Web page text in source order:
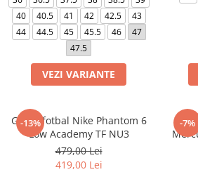
Bluze fotbal copii
Pantaloni lungi fotbal copii
Geci si veste fotbal copii
Imbracaminte fotbal femei
Tricouri fotbal femei
Pantaloni lungi fotbal femei
Echipament portar
40
40.5 41 42 42.5
43
44
44.5 45 45.5 46
47
47.5
VEZI VARIANTE
-13%
Ghete fotbal Nike Phantom 6
Low Academy TF NU3
479,00 Lei
419,00 Lei
-7%